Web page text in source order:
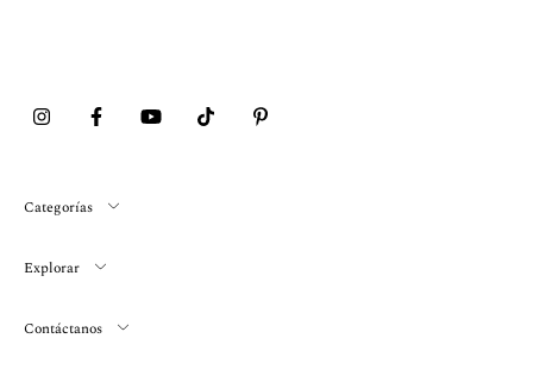
Categorías
Explorar
Contáctanos